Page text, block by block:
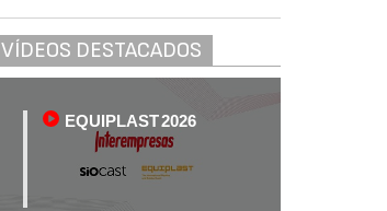
VÍDEOS DESTACADOS
EQUIPLAST 2026